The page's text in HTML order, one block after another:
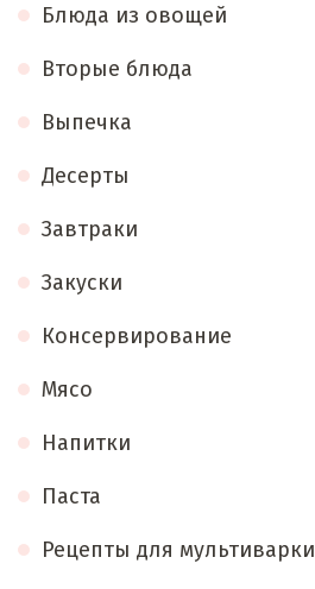
Блюда из овощей
Вторые блюда
Выпечка
Десерты
Завтраки
Закуски
Консервирование
Мясо
Напитки
Паста
Рецепты для мультиварки